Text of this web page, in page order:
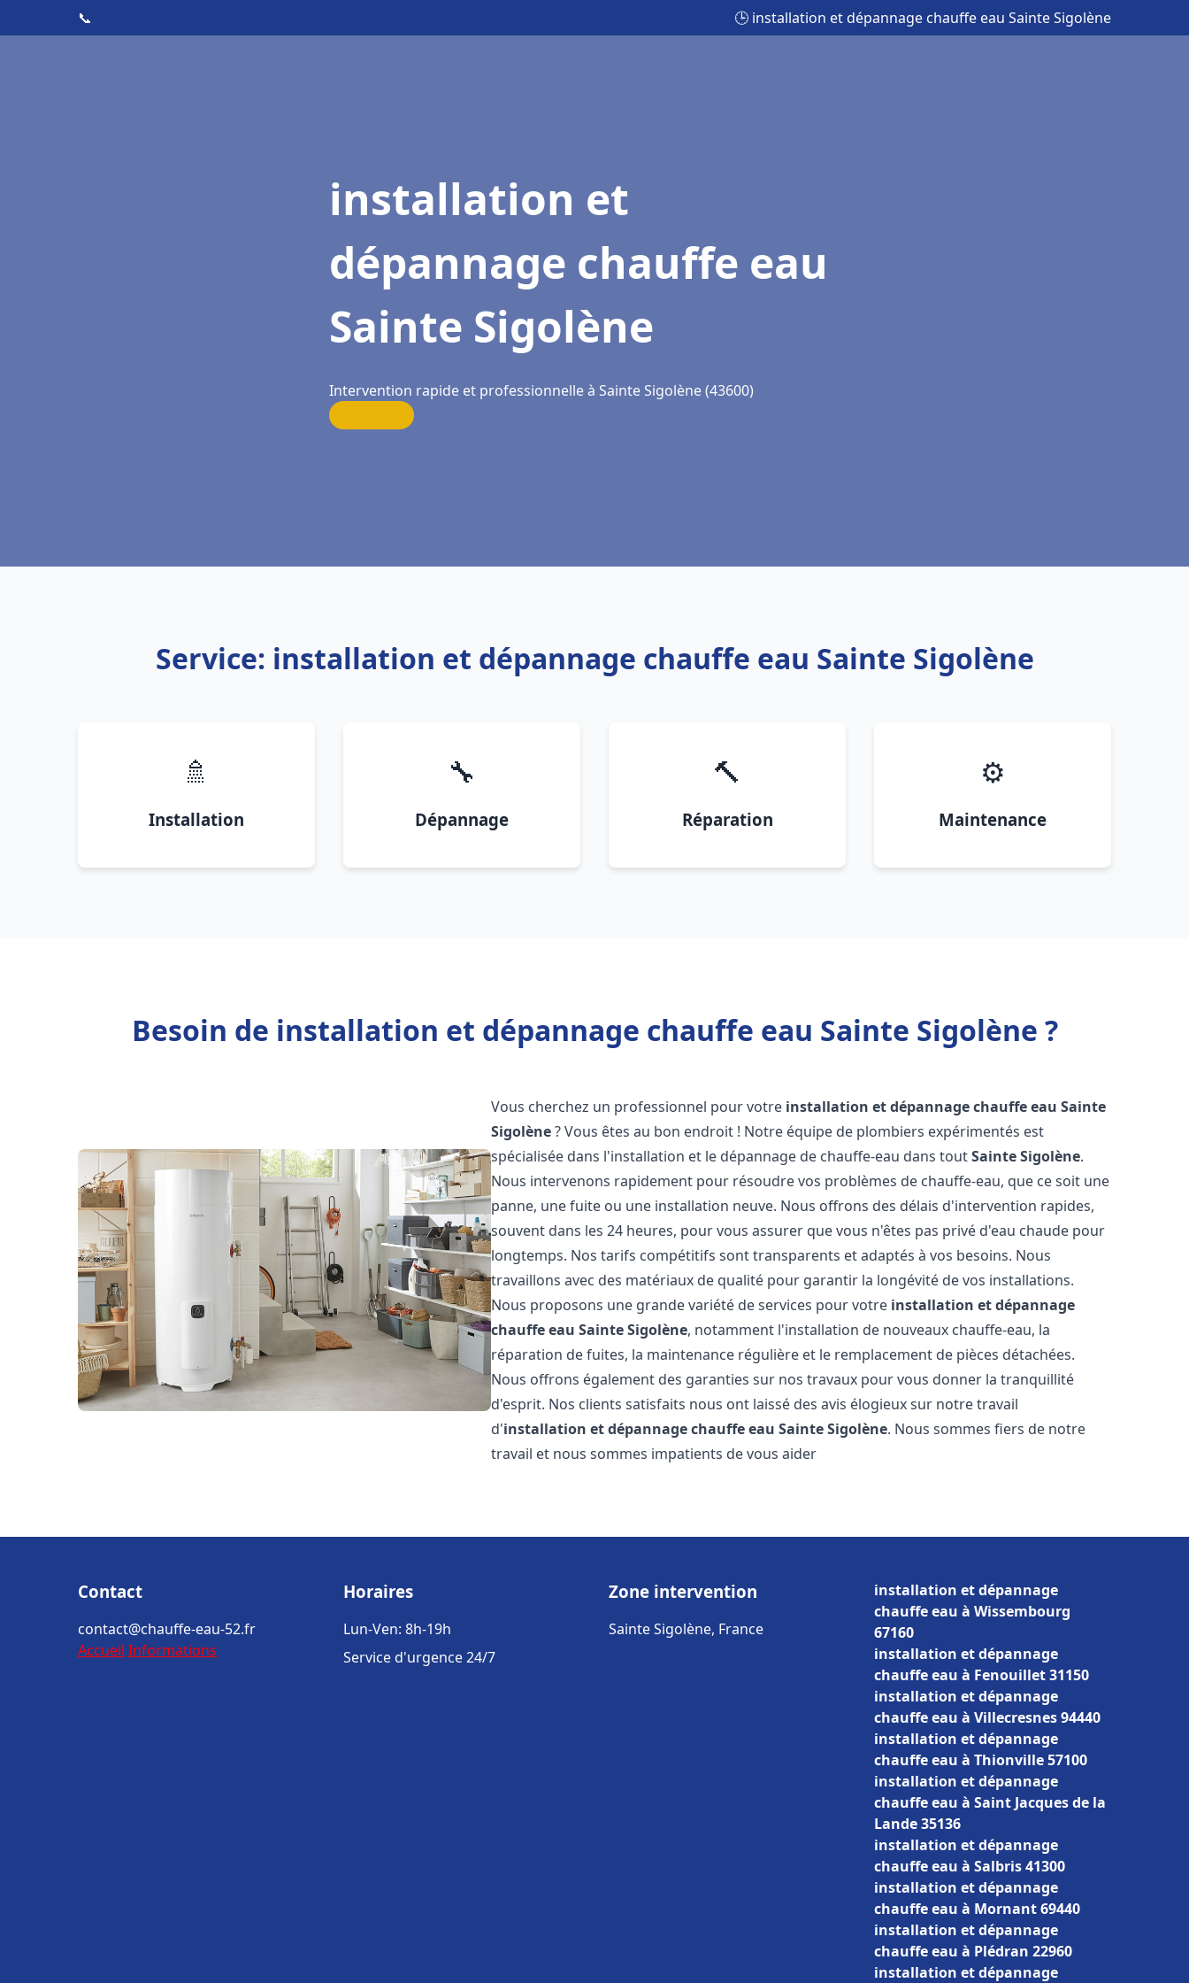
📞 🕒 installation et dépannage chauffe eau Sainte Sigolène
installation et
dépannage chauffe eau
Sainte Sigolène
Intervention rapide et professionnelle à Sainte Sigolène (43600)
Service: installation et dépannage chauffe eau Sainte Sigolène
🚿
Installation
🔧
Dépannage
🔨
Réparation
⚙️
Maintenance
Besoin de installation et dépannage chauffe eau Sainte Sigolène ?
Vous cherchez un professionnel pour votre installation et dépannage chauffe eau Sainte
Sigolène? Vous êtes au bon endroit ! Notre équipe de plombiers expérimentés est
spécialisée dans l'installation et le dépannage de chauffe-eau dans toutSainte Sigolène.
Nous intervenons rapidement pour résoudre vos problèmes de chauffe-eau, que ce soit une
panne, une fuite ou une installation neuve. Nous offrons des délais d'intervention rapides,
souvent dans les 24 heures, pour vous assurer que vous n'êtes pas privé d'eau chaude pour
longtemps. Nos tarifs compétitifs sont transparents et adaptés à vos besoins. Nous
travaillons avec des matériaux de qualité pour garantir la longévité de vos installations.
Nous proposons une grande variété de services pour votre installation et dépannage
chauffe eau Sainte Sigolène, notamment l'installation de nouveaux chauffe-eau, la
réparation de fuites, la maintenance régulière et le remplacement de pièces détachées.
Nous offrons également des garanties sur nos travaux pour vous donner la tranquillité
d'esprit. Nos clients satisfaits nous ont laissé des avis élogieux sur notre travail
d'installation et dépannage chauffe eau Sainte Sigolène. Nous sommes fiers de notre
travail et nous sommes impatients de vous aider
Contact
contact@chauffe-eau-52.fr
Accueil Informations
Horaires
Lun-Ven: 8h-19h
Service d'urgence 24/7
Zone intervention
Sainte Sigolène, France
installation et dépannage
chauffe eau à Wissembourg
67160
installation et dépannage
chauffe eau à Fenouillet 31150
installation et dépannage
chauffe eau à Villecresnes 94440
installation et dépannage
chauffe eau à Thionville 57100
installation et dépannage
chauffe eau à Saint Jacques de la
Lande 35136
installation et dépannage
chauffe eau à Salbris 41300
installation et dépannage
chauffe eau à Mornant 69440
installation et dépannage
chauffe eau à Plédran 22960
installation et dépannage